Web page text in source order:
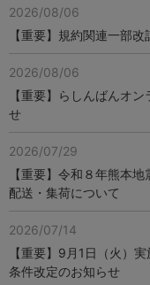
2026/08/06
【重要】規約関連一部
2026/08/06
【重要】らしんばんオ
せ
2026/07/29
【重要】令和８年熊本
配送・集荷について
2026/07/14
【重要】9月1日（火）
条件改定のお知らせ